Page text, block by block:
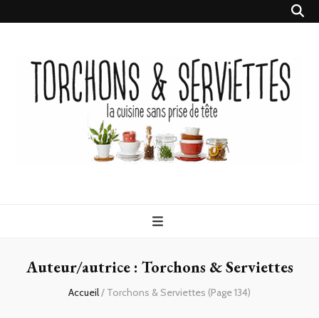
Serviettes
Auteur/autrice : Torchons & Serviettes
Accueil/ Torchons & Serviettes (Page 134)